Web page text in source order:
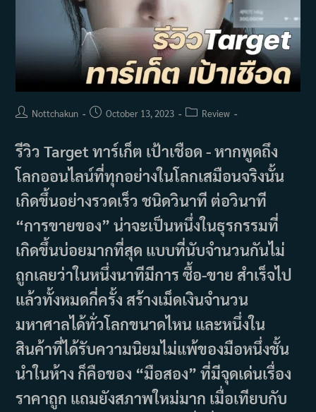
PostNottchakun
PostOctober 13, 2023
PostReview
รีวิว Target ทาร์เก็ต เป้าเชือด - หากพูดถึง
โลกออนไลน์ที่ทุกอย่างในโลกเสมือนจริงนั้น
เกิดขึ้นอย่างรวดเร็ว ชนิดวินาที ต่อวินาที
“การขายของ” น่าจะเป็นหนึ่งในธุรกรรมที่
เกิดขึ้นบ่อยมากที่สุด แบบที่นับจำนวนกันไม่
ถูกเลยว่าในหนึ่งนาทีมีการ ซื้อ-ขาย สำเร็จไป
แล้วทั้งหมดกี่ครั้ง สร้างเม็ดเงินจำนวน
มหาศาลได้ทั่วโลกขนาดไหน และหนึ่งใน
สินค้าที่ได้รับความนิยมไม่แพ้ของมือหนึ่งชั้น
นำในห้าง ก็คือของ “มือสอง” ที่มีจุดเด่นเรื่อง
ราคาถูก แถมยังสภาพใหม่มาก เมื่อเทียบกับ